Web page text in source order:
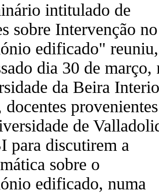
intitulado de
sobre Intervenção no
edificado" reuniu,
dia 30 de março,
da Beira
provenientes
de
para discutirem a
sobre o
edificado, numa